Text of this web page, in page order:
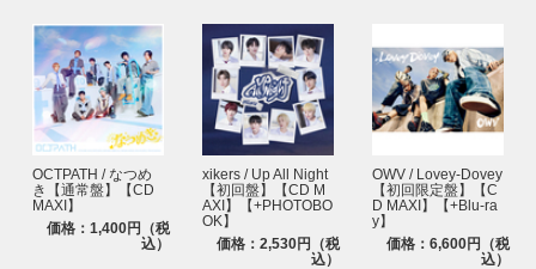
OCTPATH / なつめ
き【通常盤】【CD
MAXI】
価格：1,400円（税
込）
xikers / Up All Night
【初回盤】【CD M
AXI】【+PHOTOBO
OK】
価格：2,530円（税
込）
OWV / Lovey-Dovey
【初回限定盤】【C
D MAXI】【+Blu-ra
y】
価格：6,600円（税
込）